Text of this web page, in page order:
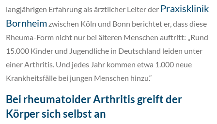
langjährigen Erfahrung als ärztlicher Leiter der Praxisklinik
Bornheimzwischen Köln und Bonn berichtet er, dass diese
Rheuma-Form nicht nur bei älteren Menschen auftritt: „Rund
15.000 Kinder und Jugendliche in Deutschland leiden unter
einer Arthritis. Und jedes Jahr kommen etwa 1.000 neue
Krankheitsfälle bei jungen Menschen hinzu.“
Bei rheumatoider Arthritis greift der
Körper sich selbst an